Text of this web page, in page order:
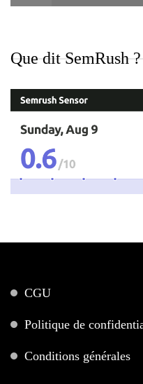
Que dit SemRush ?
CGU
Politique de
Conditions générales